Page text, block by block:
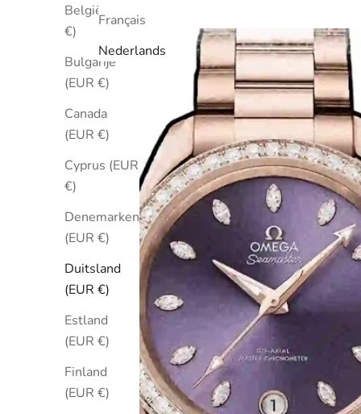
België (EUR
€)
Bulgarije
(EUR €)
Canada
(EUR €)
Cyprus (EUR
€)
Denemarken
(EUR €)
Duitsland
(EUR €)
Estland
(EUR €)
Finland
(EUR €)
Français
Nederlands